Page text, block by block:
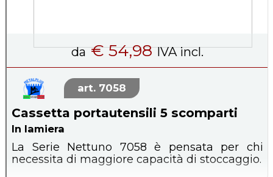
7058
Cassetta portautensili 5 scomparti
In lamiera
La Serie Nettuno 7058 è pensata per chi
necessita di maggiore capacità di stoccaggio.
da€ 54,98IVA incl.